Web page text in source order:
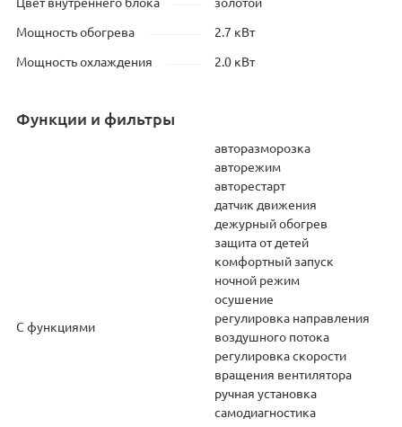
Мощность обогрева 2.7 кВт
Мощность охлаждения 2.0 кВт
Функции и фильтры
С функциями
авторазморозка
авторежим
авторестарт
датчик движения
дежурный обогрев
защита от детей
комфортный запуск
ночной режим
осушение
регулировка направления
воздушного потока
регулировка скорости
вращения вентилятора
ручная установка
самодиагностика